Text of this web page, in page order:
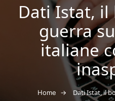
Dati Istat,
guerra
italiane
Home →